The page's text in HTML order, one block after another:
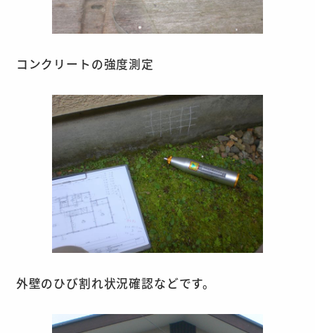
コンクリートの強度測定
外壁のひび割れ状況確認などです。